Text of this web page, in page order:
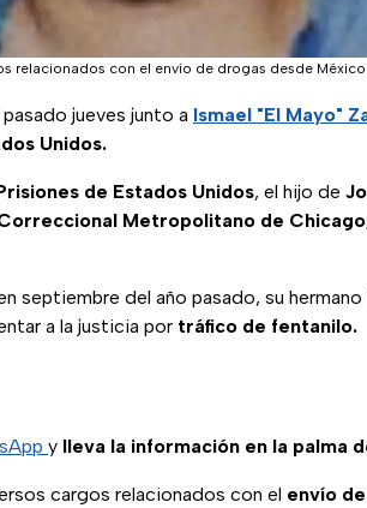
relacionados con el envío de drogas desde
jueves junto a Ismael "El Mayo"
Unidos.
de Estados Unidos, el hijo de
Metropolitano de
septiembre del año pasado, su hermano
a la justicia por tráfico de fentanilo.
y lleva la información en la palma
cargos relacionados con el envío